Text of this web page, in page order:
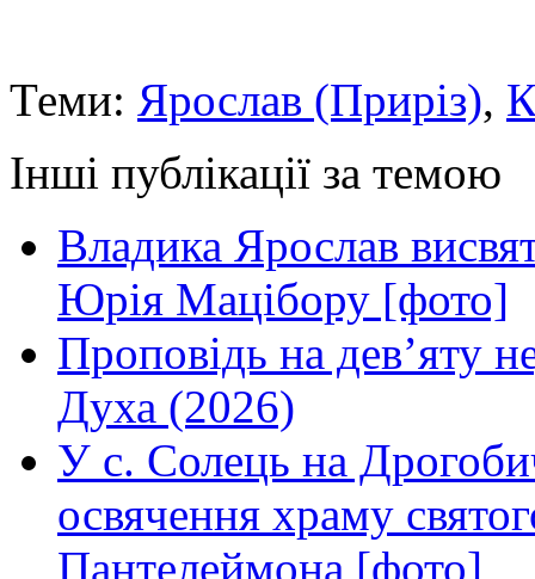
Теми: Ярослав (Приріз),
Інші публікації за темою
Владика Ярослав
Юрія Мацібору [фото]
Проповідь на дев’яту
Духа (2026)
У с. Солець на
освячення храму
Пантелеймона [фото]